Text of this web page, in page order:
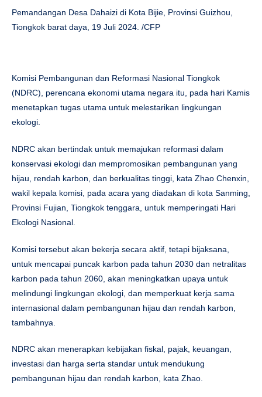
Pemandangan Desa Dahaizi di Kota Bijie, Provinsi Guizhou,
Tiongkok barat daya, 19 Juli 2024. /CFP
Komisi Pembangunan dan Reformasi Nasional Tiongkok
(NDRC), perencana ekonomi utama negara itu, pada hari Kamis
menetapkan tugas utama untuk melestarikan lingkungan
ekologi.
NDRC akan bertindak untuk memajukan reformasi dalam
konservasi ekologi dan mempromosikan pembangunan yang
hijau, rendah karbon, dan berkualitas tinggi, kata Zhao Chenxin,
wakil kepala komisi, pada acara yang diadakan di kota Sanming,
Provinsi Fujian, Tiongkok tenggara, untuk memperingati Hari
Ekologi Nasional.
Komisi tersebut akan bekerja secara aktif, tetapi bijaksana,
untuk mencapai puncak karbon pada tahun 2030 dan netralitas
karbon pada tahun 2060, akan meningkatkan upaya untuk
melindungi lingkungan ekologi, dan memperkuat kerja sama
internasional dalam pembangunan hijau dan rendah karbon,
tambahnya.
NDRC akan menerapkan kebijakan fiskal, pajak, keuangan,
investasi dan harga serta standar untuk mendukung
pembangunan hijau dan rendah karbon, kata Zhao.